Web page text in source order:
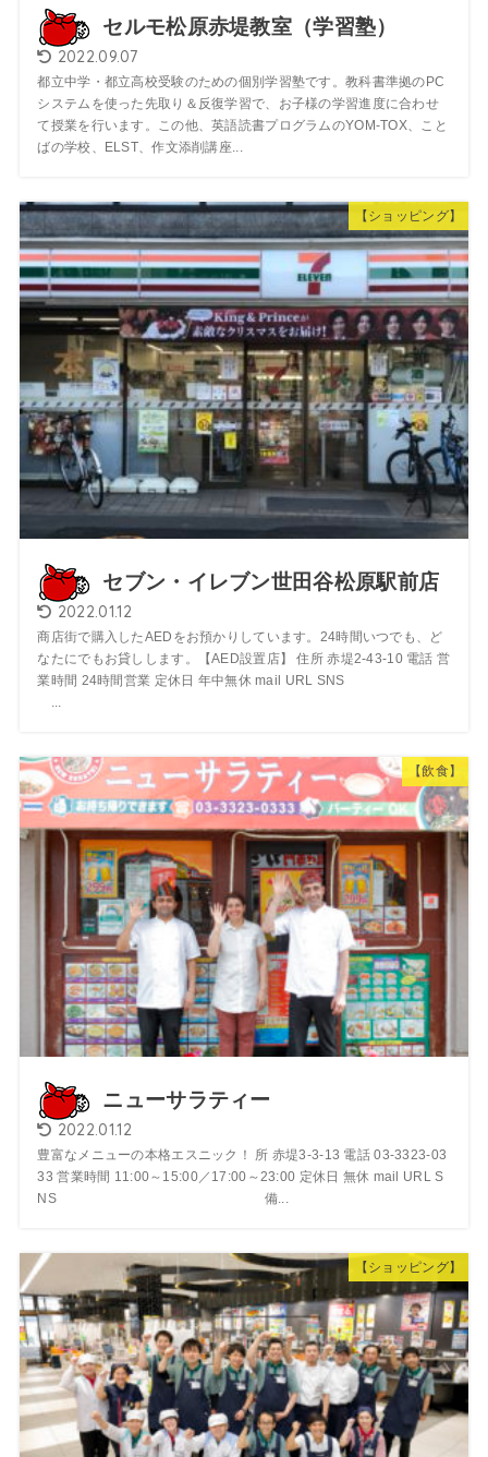
セルモ松原赤堤教室（学習塾）
2022.09.07
都立中学・都立高校受験のための個別学習塾です。教科書準拠のPC
システムを使った先取り＆反復学習で、お子様の学習進度に合わせ
て授業を行います。この他、英語読書プログラムのYOM-TOX、こと
ばの学校、ELST、作文添削講座...
【ショッピング】
セブン・イレブン世田谷松原駅前店
2022.01.12
商店街で購入したAEDをお預かりしています。24時間いつでも、ど
なたにでもお貸しします。【AED設置店】 住所 赤堤2-43-10 電話 営
業時間 24時間営業 定休日 年中無休 mail URL SNS
【飲食】
ニューサラティー
2022.01.12
豊富なメニューの本格エスニック！ 所 赤堤3-3-13 電話 03-3323-03
33 営業時間 11:00～15:00／17:00～23:00 定休日 無休 mail URL S
NS 備...
【ショッピング】